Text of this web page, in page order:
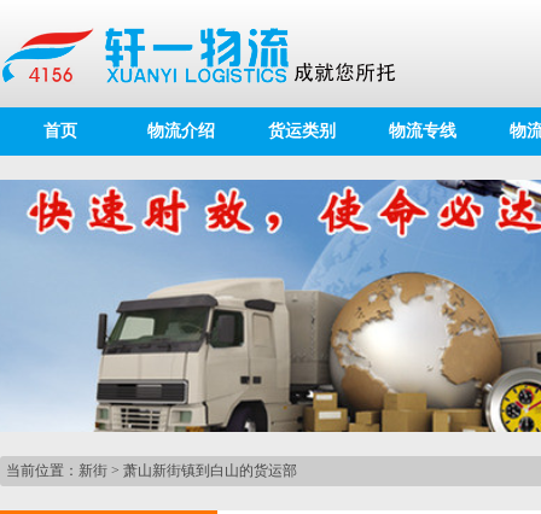
首页 物流介绍 货运类别 物流专线 物
当前位置： 新街 > 萧山新街镇到白山的货运部